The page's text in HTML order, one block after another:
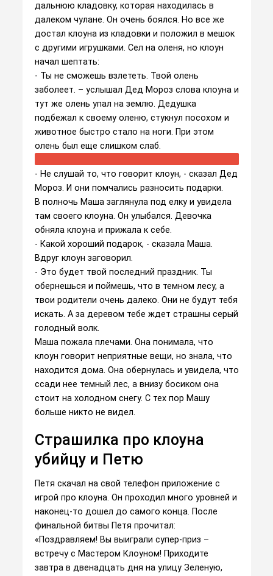
дальнюю кладовку, которая находилась в
далеком чулане. Он очень боялся. Но все же
достал клоуна из кладовки и положил в мешок
с другими игрушками. Сел на оленя, но клоун
начал шептать:
- Ты не сможешь взлететь. Твой олень
заболеет. – услышал Дед Мороз слова клоуна и
тут же олень упал на землю. Дедушка
подбежал к своему оленю, стукнул посохом и
животное быстро стало на ноги. При этом
олень был еще слишком слаб.
- Не слушай то, что говорит клоун, - сказал Дед
Мороз. И они помчались разносить подарки.
В полночь Маша заглянула под елку и увидела
там своего клоуна. Он улыбался. Девочка
обняла клоуна и прижала к себе.
- Какой хороший подарок, - сказала Маша.
Вдруг клоун заговорил.
- Это будет твой последний праздник. Ты
обернешься и поймешь, что в темном лесу, а
твои родители очень далеко. Они не будут тебя
искать. А за деревом тебе ждет страшны серый
голодный волк.
Маша пожала плечами. Она понимала, что
клоун говорит неприятные вещи, но знала, что
находится дома. Она обернулась и увидела, что
ссади нее темный лес, а внизу босиком она
стоит на холодном снегу. С тех пор Машу
больше никто не видел.
Страшилка про клоуна
убийцу и Петю
Петя скачал на свой телефон приложение с
игрой про клоуна. Он проходил много уровней и
наконец-то дошел до самого конца. После
финальной битвы Петя прочитал:
«Поздравляем! Вы выиграли супер-приз –
встречу с Мастером Клоуном! Приходите
завтра в двенадцать дня на улицу Зеленую,